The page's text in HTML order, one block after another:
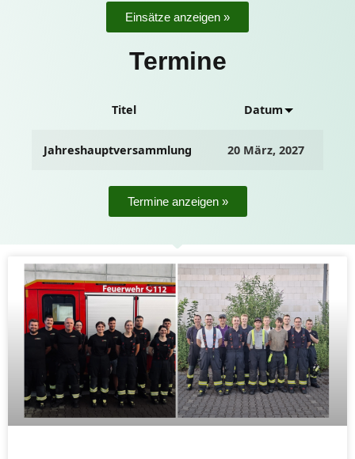
Einsätze anzeigen »
Termine
Titel Datum
Jahreshauptversammlung 20 März, 2027
Termine anzeigen »